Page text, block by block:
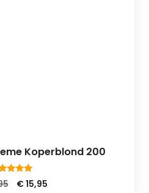
Koperblond 200
5.00
van 5Oorspronkelijke
€15,95Huidige